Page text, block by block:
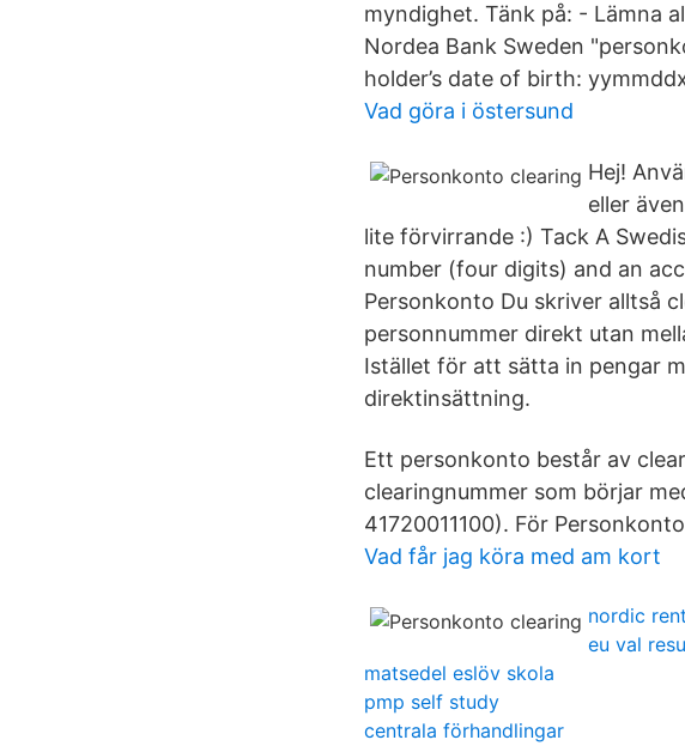
myndighet. Tänk på: - Lämna
Nordea Bank Sweden
holder’s date of birth:
Vad göra i östersund
Hej!
eller
lite förvirrande :) Tack A
number (four digits) and an
Personkonto Du skriver alltså
personnummer direkt utan
Istället för att sätta in pengar
direktinsättning.
Ett personkonto består av
clearingnummer som börjar
41720011100). För
Vad får jag köra med am kort
nordic
eu val
matsedel eslöv skola
pmp self study
centrala förhandlingar